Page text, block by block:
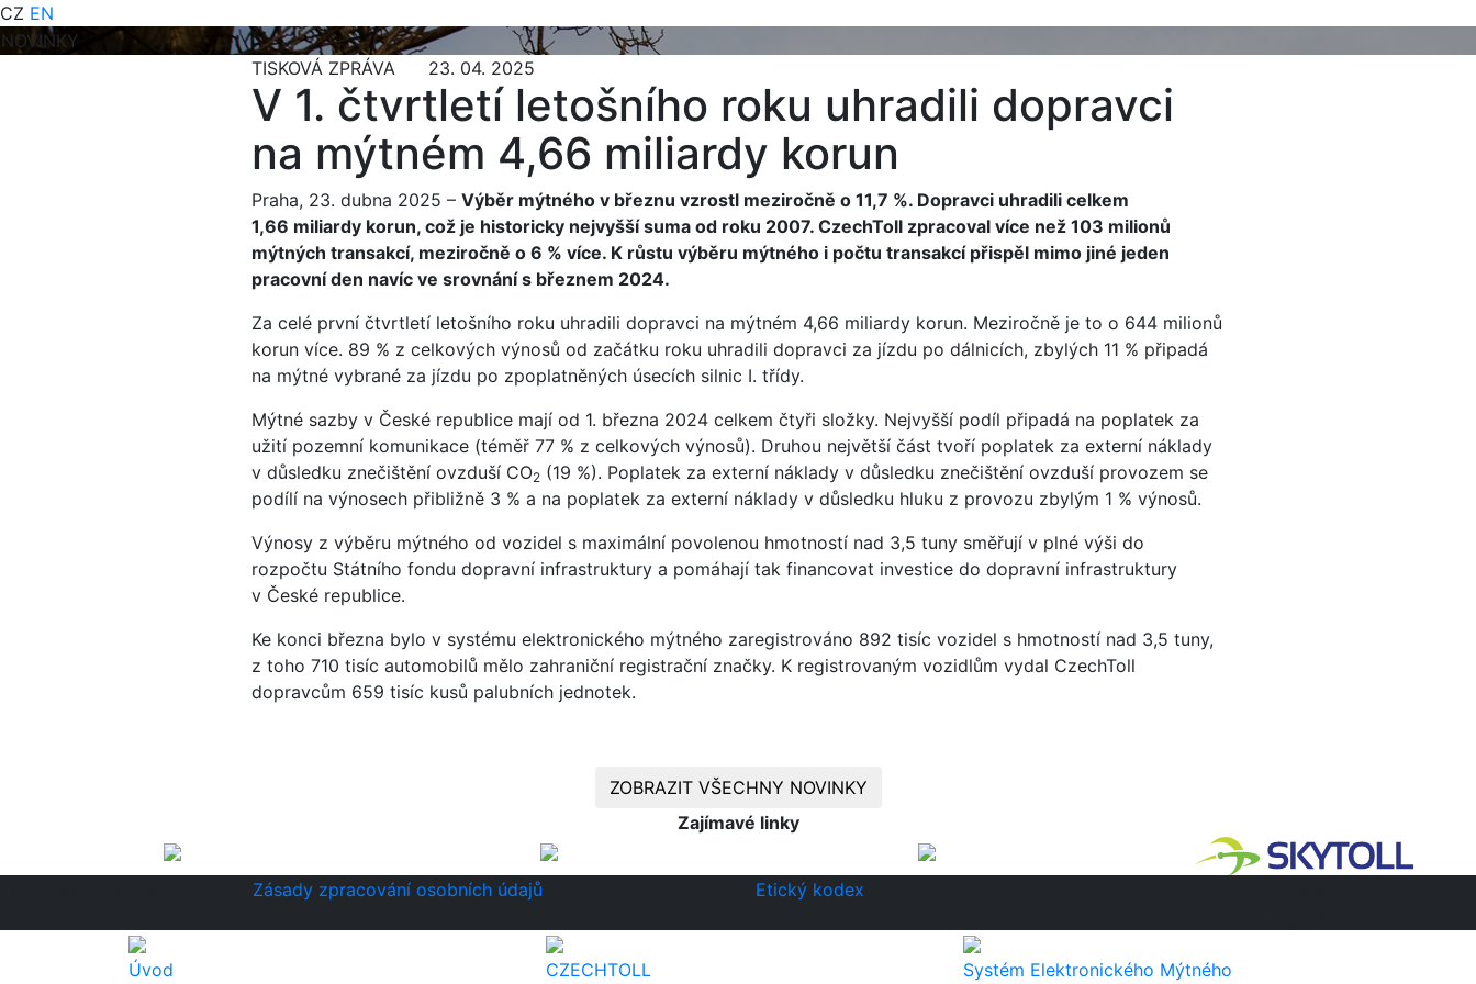
CZ EN
NOVINKY
TISKOVÁ ZPRÁVA 23. 04. 2025
V 1. čtvrtletí letošního roku uhradili dopravci
na mýtném 4,66 miliardy korun
Praha, 23. dubna 2025 – Výběr mýtného v březnu vzrostl meziročně o 11,7 %. Dopravci uhradili celkem
1,66 miliardy korun, což je historicky nejvyšší suma od roku 2007. CzechToll zpracoval více než 103 milionů
mýtných transakcí, meziročně o 6 % více. K růstu výběru mýtného i počtu transakcí přispěl mimo jiné jeden
pracovní den navíc ve srovnání s březnem 2024.
Za celé první čtvrtletí letošního roku uhradili dopravci na mýtném 4,66 miliardy korun. Meziročně je to o 644 milionů
korun více. 89 % z celkových výnosů od začátku roku uhradili dopravci za jízdu po dálnicích, zbylých 11 % připadá
na mýtné vybrané za jízdu po zpoplatněných úsecích silnic I. třídy.
Mýtné sazby v České republice mají od 1. března 2024 celkem čtyři složky. Nejvyšší podíl připadá na poplatek za
užití pozemní komunikace (téměř 77 % z celkových výnosů). Druhou největší část tvoří poplatek za externí náklady
v důsledku znečištění ovzduší CO2 (19 %). Poplatek za externí náklady v důsledku znečištění ovzduší provozem se
podílí na výnosech přibližně 3 % a na poplatek za externí náklady v důsledku hluku z provozu zbylým 1 % výnosů.
Výnosy z výběru mýtného od vozidel s maximální povolenou hmotností nad 3,5 tuny směřují v plné výši do
rozpočtu Státního fondu dopravní infrastruktury a pomáhají tak financovat investice do dopravní infrastruktury
v České republice.
Ke konci března bylo v systému elektronického mýtného zaregistrováno 892 tisíc vozidel s hmotností nad 3,5 tuny,
z toho 710 tisíc automobilů mělo zahraniční registrační značky. K registrovaným vozidlům vydal CzechToll
dopravcům 659 tisíc kusů palubních jednotek.
ZOBRAZIT VŠECHNY NOVINKY
Zajímavé linky
Zásady zpracování osobních údajů Etický kodex
Úvod CZECHTOLL Systém Elektronického Mýtného